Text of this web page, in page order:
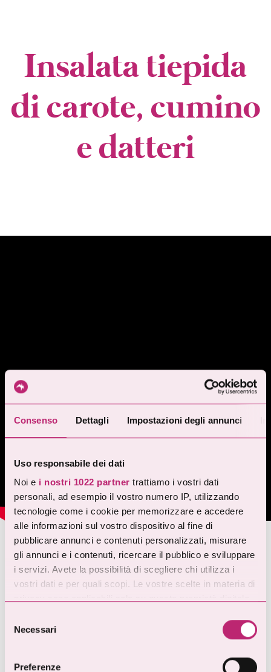
Consenso Dettagli Impostazioni degli annunci
Uso responsabile dei dati
Noi e i nostri 1022 partner trattiamo i vostri dati
personali, ad esempio il vostro numero IP, utilizzando
tecnologie come i cookie per memorizzare e accedere
alle informazioni sul vostro dispositivo al fine di
pubblicare annunci e contenuti personalizzati, misurare
gli annunci e i contenuti, ricercare il pubblico e sviluppare
i servizi. Avete la possibilità di scegliere chi utilizza i
vostri dati e per quali scopi. Le vostre scelte in materia di
modificare o revocare il proprio consenso in qualsiasi
momento dalla Dichiarazione sui cookie o facendo clic
delNecessari
Preferenze
Insalata tiepida
di carote, cumino
e datteri
“Ti porto in Marocco”
Io le carote non le ho mai amate granché. Sarà perché le
avevo sempre mangiate crude, in insalata, o perché mi
ricordavano sempre i periodi di dieta. Poi la svolta.
Decido di passare una settimana a Marrakech con
cameriere di un locale del centro ci porta una invitante